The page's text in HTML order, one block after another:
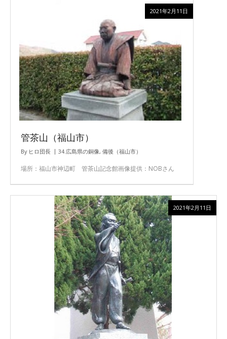
管茶山（福山市）
By ヒロ団長 34.広島県の銅像, 備後（福山市）
場所：福山市神辺町 管茶山記念館画像提供：NOBさん
2021年2月11日
2021年2月11日